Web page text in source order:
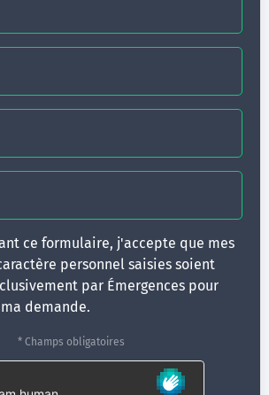
ce formulaire, j'accepte que mes
personnel saisies soient
par Émergences pour
demande.
* Champs obligatoires
organisme de formation en
et Hypnose
experts de la santé
centre de formation et de recherche
thérapeutique, créé par
Depuis 25 ans, nous formons chaque